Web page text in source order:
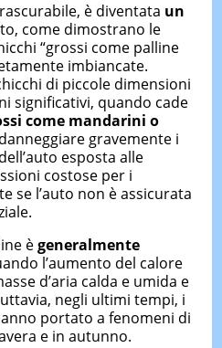
è diventata un
come dimostrano le
“grossi come palline
imbiancate.
di piccole dimensioni
significativi, quando cade
come mandarini o
gravemente i
esposta alle
costose per i
se l’auto non è assicurata
ègeneralmente
l’aumento del calore
d’aria calda e umida e
negli ultimi tempi, i
portato a fenomeni di
e in autunno.